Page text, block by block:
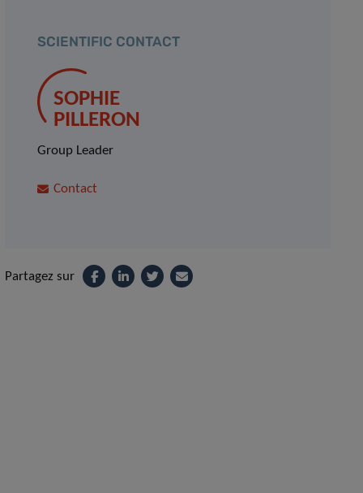
SCIENTIFIC CONTACT
SOPHIE
PILLERON
Group Leader
Contact
Partagez sur